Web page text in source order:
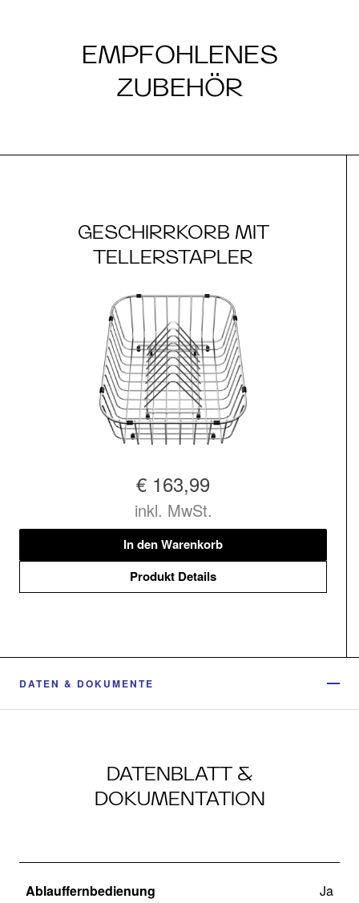
EMPFOHLENES
ZUBEHÖR
GESCHIRRKORB MIT
TELLERSTAPLER
€ 163,99
inkl. MwSt.
In den Warenkorb
Produkt Details
DATEN & DOKUMENTE
DATENBLATT &
DOKUMENTATION
Ablauffernbedienung Ja